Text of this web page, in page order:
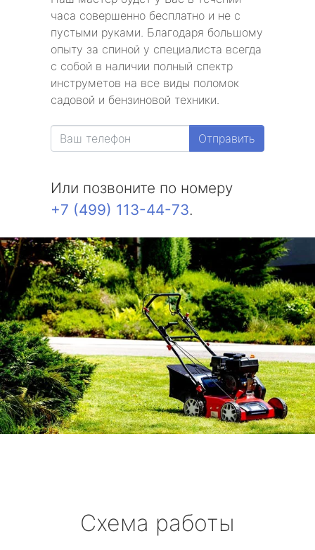
часа совершенно бесплатно и не с
пустыми руками. Благодаря большому
опыту за спиной у специалиста всегда
с собой в наличии полный спектр
инструметов на все виды поломок
садовой и бензиновой техники.
Отправить
Или позвоните по номеру
+7 (499) 113-44-73.
Схема работы